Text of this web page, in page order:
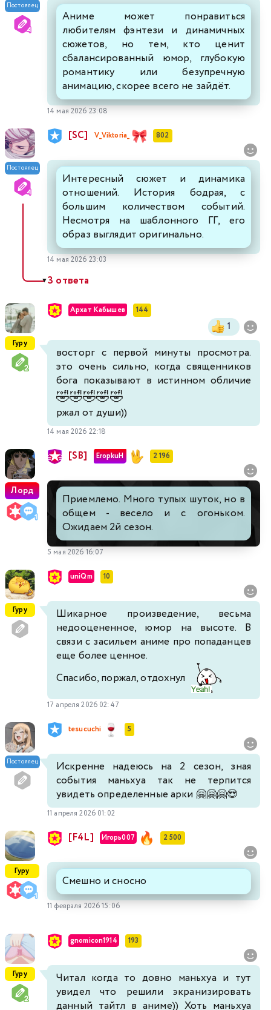
Постоялец
Аниме может понравиться
любителям фэнтези и динамичных
сюжетов, но тем, кто ценит
сбалансированный юмор, глубокую
романтику или безупречную
анимацию, скорее всего не зайдёт.
14 мая 2026 23:08
Постоялец
[SC] V_Viktoria_ 802
Интересный сюжет и динамика
отношений. История бодрая, с
большим количеством событий.
Несмотря на шаблонного ГГ, его
образ выглядит оригинально.
14 мая 2026 23:03
▼3 ответа
Гуру
Архат Кабышев 144
1
восторг с первой минуты просмотра.
это очень сильно, когда священников
бога показывают в истинном обличие
🤣🤣🤣🤣🤣
ржал от души))
14 мая 2026 22:18
Лорд
[SB] EropkuH 2 196
Приемлемо. Много тупых шуток, но в
общем - весело и с огоньком.
Ожидаем 2й сезон.
5 мая 2026 16:07
Гуру
uniQm 10
Шикарное произведение, весьма
недооцененное, юмор на высоте. В
связи с засильем аниме про попаданцев
еще более ценное.
Спасибо, поржал, отдохнул
17 апреля 2026 02:47
Постоялец
tesucuchi 5
Искренне надеюсь на 2 сезон, зная
события маньхуа так не терпится
увидеть определенные арки 🤗🤗🤗😍
11 апреля 2026 01:02
Гуру
[F4L] Игорь007 2 500
Смешно и сносно
11 февраля 2026 15:06
Гуру
gnomicon1914 193
Читал когда то довно маньхуа и тут
увидел что решили экранизировать
данный тайтл в аниме)) Хоть маньхуа